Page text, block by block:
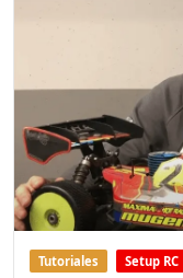
Tutoriales Setup RC